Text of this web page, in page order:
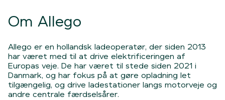
Om Allego
Allego er en hollandsk ladeoperatør, der siden 2013
har været med til at drive elektrificeringen af
Europas veje. De har været til stede siden 2021 i
Danmark, og har fokus på at gøre opladning let
tilgængelig, og drive ladestationer langs motorveje og
andre centrale færdselsårer.